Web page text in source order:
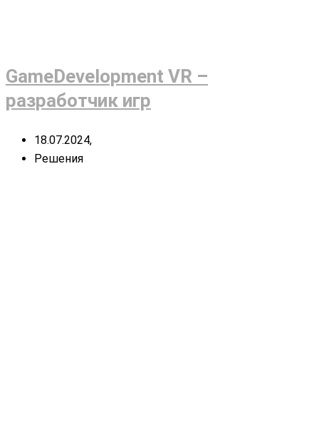
GameDevelopment VR –
разработчик игр
18.07.2024,
Решения